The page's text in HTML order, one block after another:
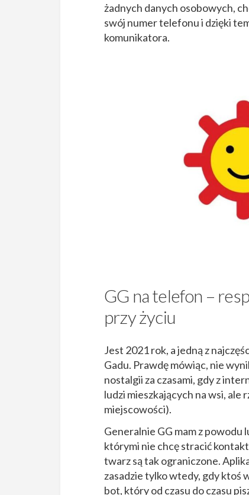
żadnych danych osobowych,
swój numer telefonu i dzięki
komunikatora.
GG na telefon –
przy życiu
Jest 2021 rok, a jedną z
Gadu. Prawdę mówiąc, nie
nostalgii za czasami, gdy z
ludzi mieszkających na wsi, ale
miejscowości).
Generalnie GG mam z powodu
którymi nie chcę stracić
twarz są tak ograniczone.
zasadzie tylko wtedy, gdy ktoś
bot, który od czasu do czasu